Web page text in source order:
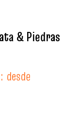
& Piedras
desde